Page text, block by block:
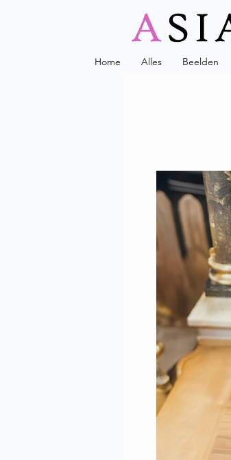
Home Alles Beelden